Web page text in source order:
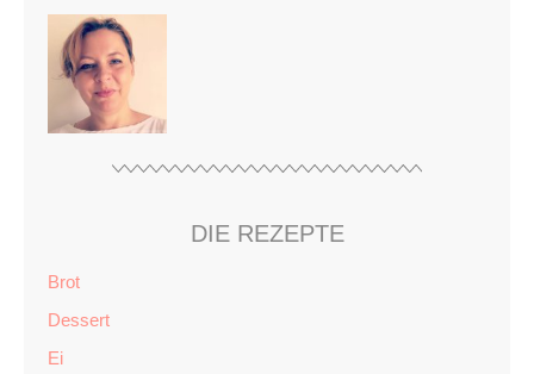
DIE REZEPTE
Brot
Dessert
Ei